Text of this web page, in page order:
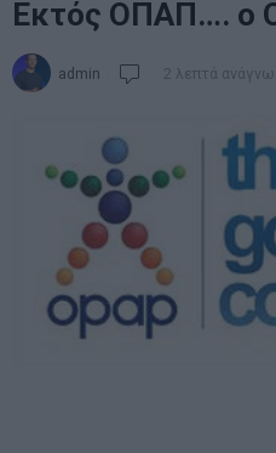
Εκτός ΟΠΑΠ…. ο
admin 2 λεπτά